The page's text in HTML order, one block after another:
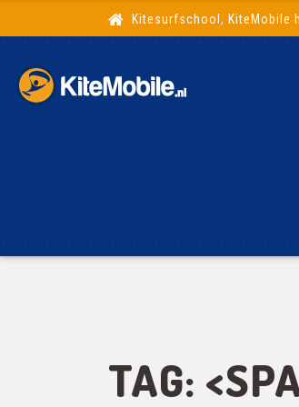
Kitesurfschool, KiteMobile
TAG: